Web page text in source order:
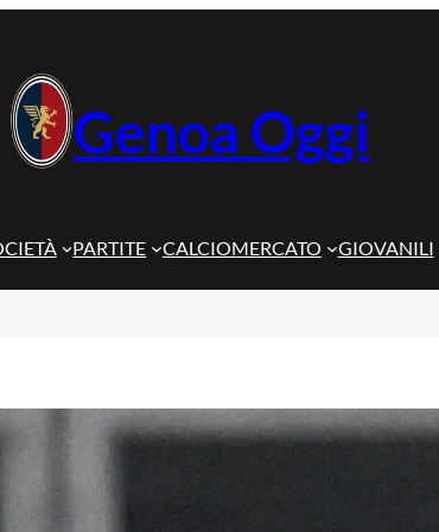
Genoa Oggi
PARTITE CALCIOMERCATO GIOVANILI